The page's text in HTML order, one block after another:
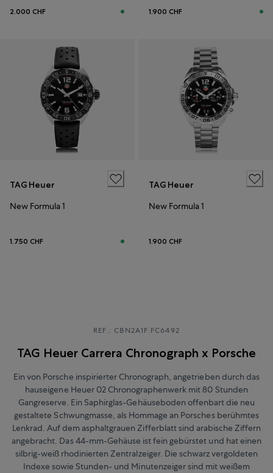
2.000 CHF 1.900 CHF
TAG Heuer
New Formula 1
1.750 CHF
TAG Heuer
New Formula 1
1.900 CHF
REF.: CBN2A1F.FC6492
TAG Heuer Carrera Chronograph x Porsche
Ein von Porsche inspirierter Chronograph, angetrieben durch das
hauseigene Heuer 02 Chronographenwerk mit 80 Stunden
Gangreserve. Ein Saphirglas-Gehäuseboden offenbart die neu
gestaltete Schwungmasse, als Hommage an Porsches berühmtes
Lenkrad. Auf dem asphaltgrauen Zifferblatt sind arabische Ziffern
angebracht. Das 44-mm-Gehäuse ist fein gebürstet und hat einen
silbrig-weiß rhodinierten Zentralzeiger. Die schwarz vergoldeten
Indexe sowie Stunden- und Minutenzeiger sind mit weißem